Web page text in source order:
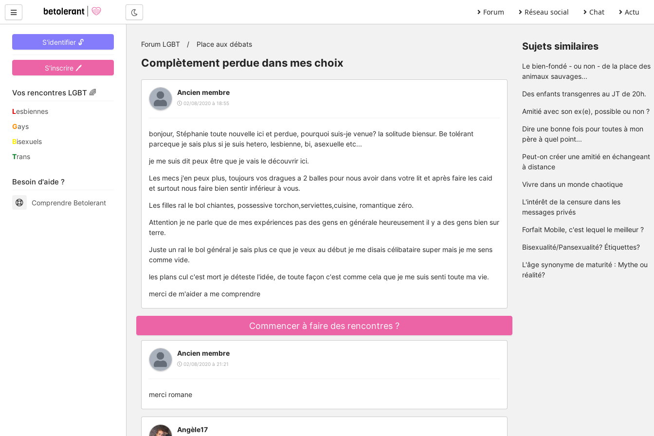
Forum Réseau social Chat Actu
S'identifier 🔓
S'inscrire 🖊
Vos rencontres LGBT 🌈
Lesbiennes
Gays
Bisexuels
Trans
Besoin d'aide ?
Comprendre Betolerant
Forum LGBT Place aux débats
Complètement perdue dans mes choix
Ancien membre
02/08/2020 à 18:55
bonjour, Stéphanie toute nouvelle ici et perdue, pourquoi suis-je venue? la solitude biensur. Be tolérant
parceque je sais plus si je suis hetero, lesbienne, bi, asexuelle etc...
je me suis dit peux être que je vais le découvrir ici.
Les mecs j'en peux plus, toujours vos dragues a 2 balles pour nous avoir dans votre lit et après faire les caid
et surtout nous faire bien sentir inférieur à vous.
Les filles ral le bol chiantes, possessive torchon,serviettes,cuisine, romantique zéro.
Attention je ne parle que de mes expériences pas des gens en générale heureusement il y a des gens bien sur
terre.
Juste un ral le bol général je sais plus ce que je veux au début je me disais célibataire super mais je me sens
comme vide.
les plans cul c'est mort je déteste l'idée, de toute façon c'est comme cela que je me suis senti toute ma vie.
merci de m'aider a me comprendre
Commencer à faire des rencontres ?
Ancien membre
02/08/2020 à 21:21
merci romane
Angèle17
Sujets similaires
Le bien-fondé - ou non - de la place des
animaux sauvages...
Des enfants transgenres au JT de 20h.
Amitié avec son ex(e), possible ou non ?
Dire une bonne fois pour toutes à mon
père à quel point...
Peut-on créer une amitié en échangeant
à distance
Vivre dans un monde chaotique
L'intérêt de la censure dans les
messages privés
Forfait Mobile, c'est lequel le meilleur ?
Bisexualité/Pansexualité? Étiquettes?
L'âge synonyme de maturité : Mythe ou
réalité?